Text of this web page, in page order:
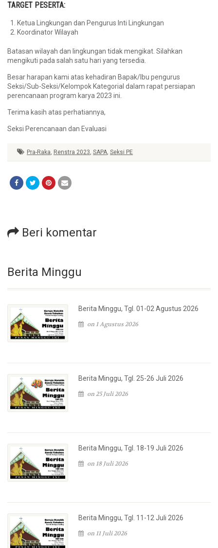
TARGET PESERTA:
Ketua Lingkungan dan Pengurus Inti Lingkungan
Koordinator Wilayah
Batasan wilayah dan lingkungan tidak mengikat. Silahkan
mengikuti pada salah satu hari yang tersedia.
Besar harapan kami atas kehadiran Bapak/Ibu pengurus
Seksi/Sub-Seksi/Kelompok Kategorial dalam rapat persiapan
perencanaan program karya 2023 ini.
Terima kasih atas perhatiannya,
Seksi Perencanaan dan Evaluasi
Pra-Raka, Renstra 2023, SAPA, Seksi PE
Beri komentar
Berita Minggu
Berita Minggu, Tgl. 01-02 Agustus 2026
on 1 Agustus 2026
Berita Minggu, Tgl. 25-26 Juli 2026
on 25 Juli 2026
Berita Minggu, Tgl. 18-19 Juli 2026
on 18 Juli 2026
Berita Minggu, Tgl. 11-12 Juli 2026
on 11 Juli 2026